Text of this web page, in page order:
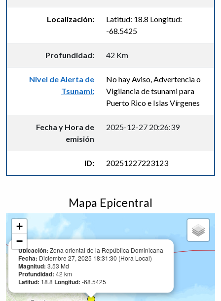
Localización:
Latitud: 18.8 Longitud:
-68.5425
Profundidad: 42 Km
Nivel de Alerta de
Tsunami:
No hay Aviso, Advertencia o
Vigilancia de tsunami para
Puerto Rico e Islas Vírgenes
Fecha y Hora de
emisión
2025-12-27 20:26:39
ID: 20251227223123
Mapa Epicentral
Ubicación: Zona oriental de la República Dominicana
Fecha: Diciembre 27, 2025 18:31:30 (Hora Local)
Magnitud: 3.53 Md
Profundidad: 42 km
Latitud: 18.8 Longitud: -68.5425
+
−